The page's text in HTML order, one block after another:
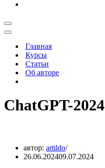
Меню
навигации
Меню
навигацииГлавная
Курсы
Статьи
Об авторе
ChatGPT-2024
автор: artildo
26.06.202409.07.2024